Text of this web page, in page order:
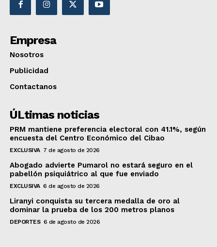
Empresa
Nosotros
Publicidad
Contactanos
ÚLtimas noticias
PRM mantiene preferencia electoral con 41.1%, según
encuesta del Centro Económico del Cibao
EXCLUSIVA 7 de agosto de 2026
Abogado advierte Pumarol no estará seguro en el
pabellón psiquiátrico al que fue enviado
EXCLUSIVA 6 de agosto de 2026
Liranyi conquista su tercera medalla de oro al
dominar la prueba de los 200 metros planos
DEPORTES 6 de agosto de 2026